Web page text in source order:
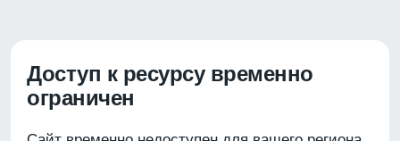
Доступ к ресурсу временно
ограничен